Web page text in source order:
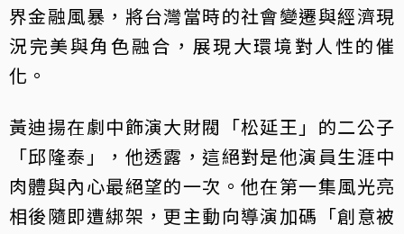
界金融風暴，將台灣當時的社會變遷與經濟現
況完美與角色融合，展現大環境對人性的催
化。
黃迪揚在劇中飾演大財閥「松延王」的二公子
「邱隆泰」，他透露，這絕對是他演員生涯中
肉體與內心最絕望的一次。他在第一集風光亮
相後隨即遭綁架，更主動向導演加碼「創意被